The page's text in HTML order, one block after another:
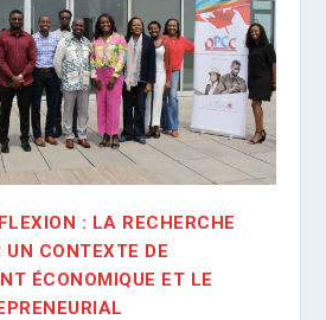
: LA RECHERCHE
UN CONTEXTE DE
ÉCONOMIQUE ET LE